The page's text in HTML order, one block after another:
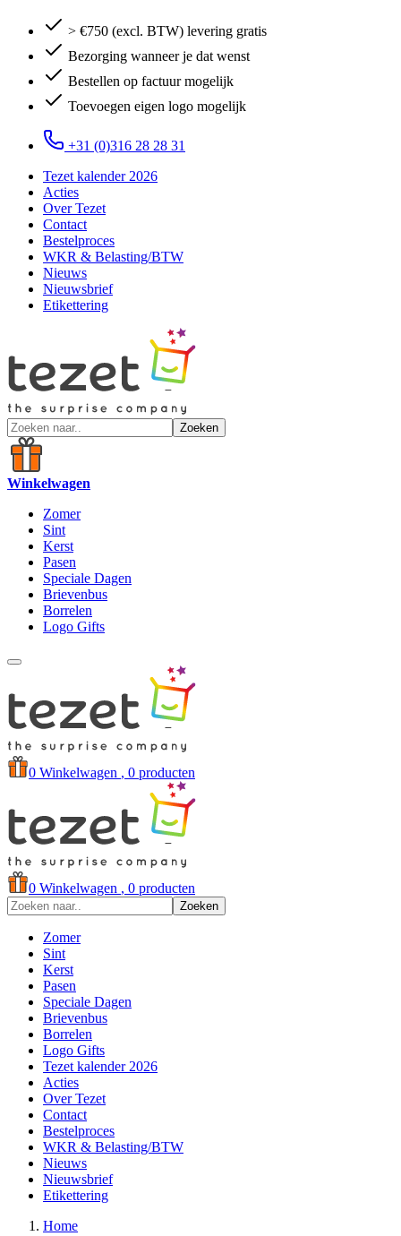
> €750 (excl. BTW) levering gratis
Bezorging wanneer je dat wenst
Bestellen op factuur mogelijk
Toevoegen eigen logo mogelijk
+31 (0)316 28 28 31
Tezet kalender 2026
Acties
Over Tezet
Contact
Bestelproces
WKR & Belasting/BTW
Nieuws
Nieuwsbrief
Etikettering
Zoeken
Winkelwagen
Zomer
Sint
Kerst
Pasen
Speciale Dagen
Brievenbus
Borrelen
Logo Gifts
0 Winkelwagen , 0 producten
0 Winkelwagen , 0 producten
Zoeken
Zomer
Sint
Kerst
Pasen
Speciale Dagen
Brievenbus
Borrelen
Logo Gifts
Tezet kalender 2026
Acties
Over Tezet
Contact
Bestelproces
WKR & Belasting/BTW
Nieuws
Nieuwsbrief
Etikettering
Home